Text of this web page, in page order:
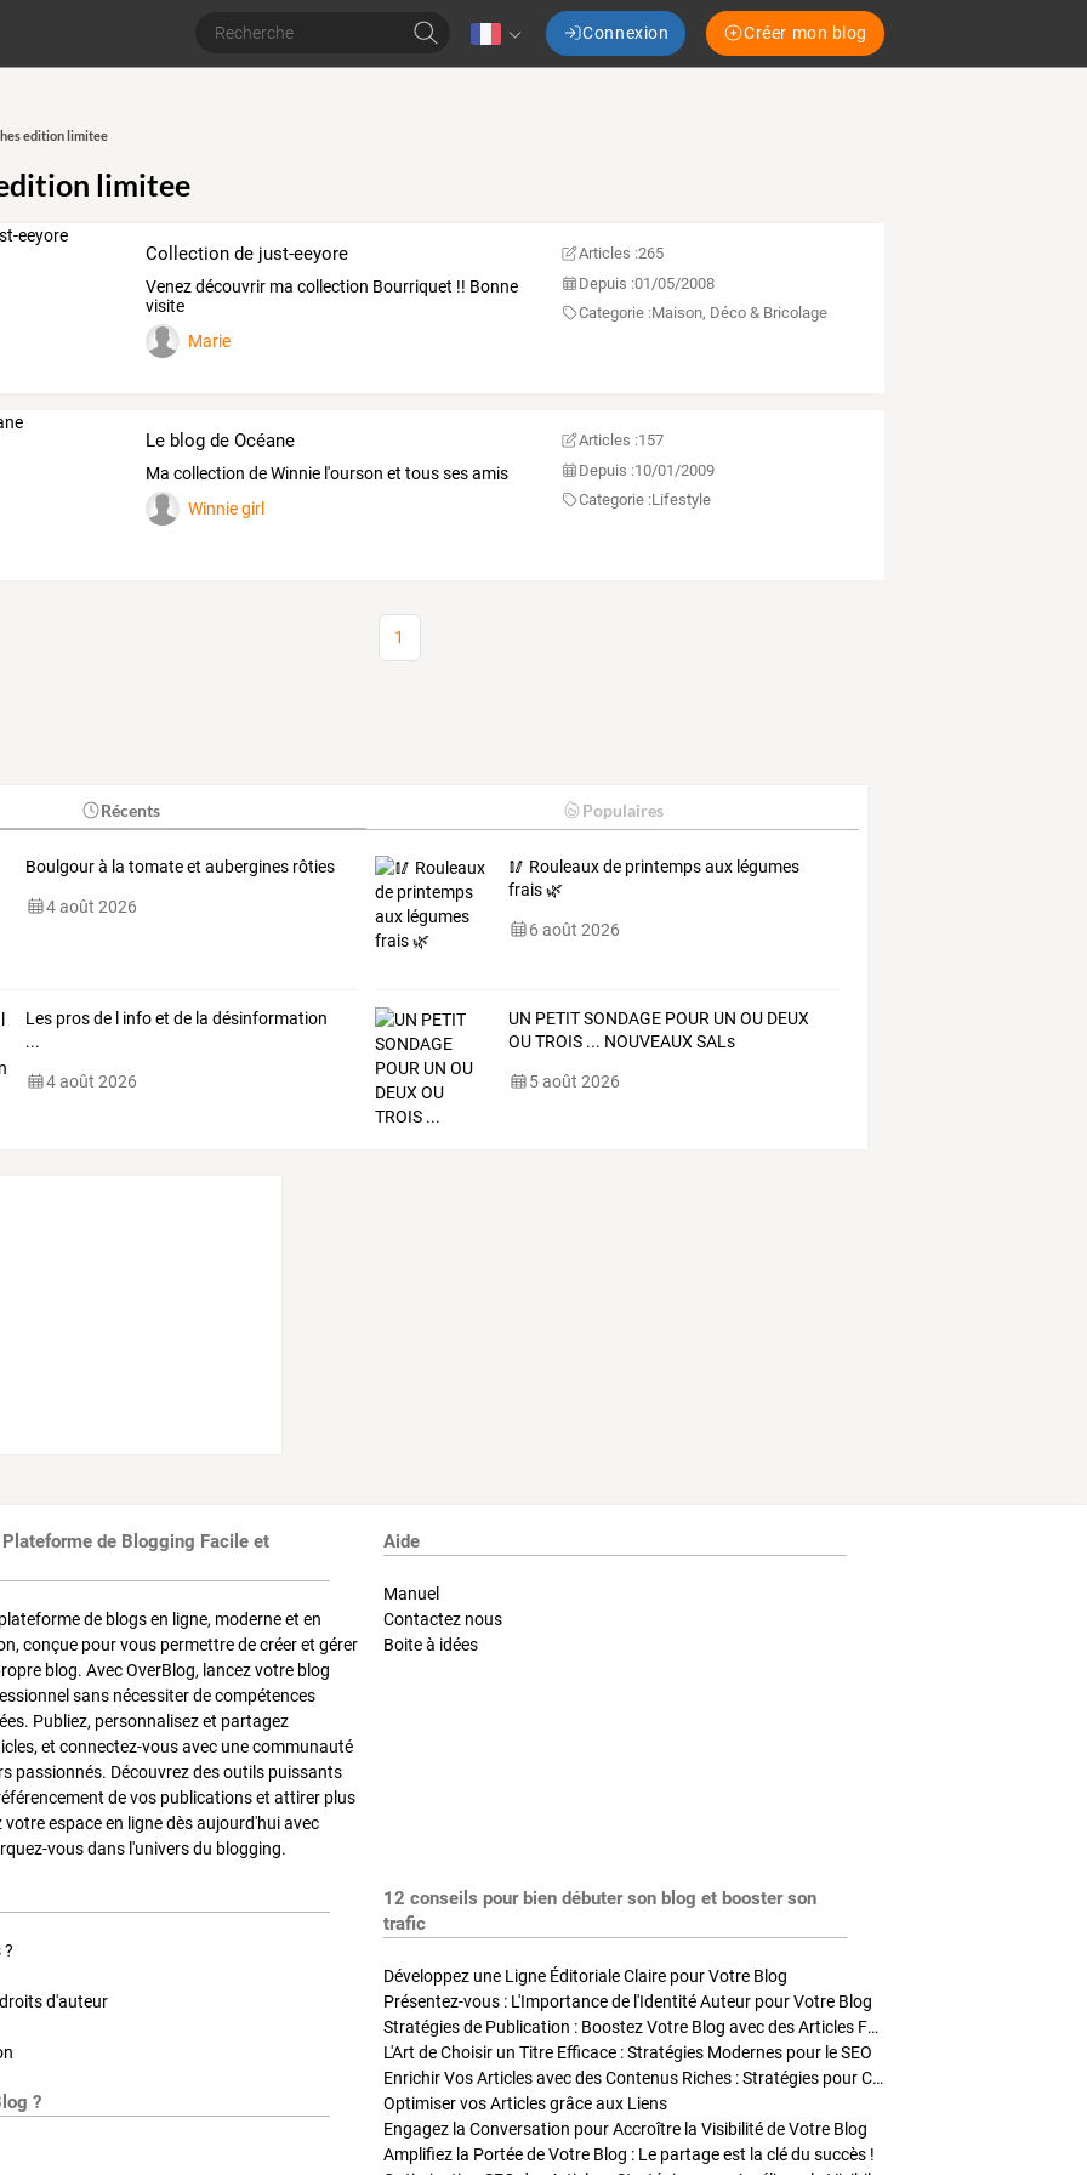
Connexion Créer mon blog
edition limitee
limitee
Collection de just-eeyore
Venez découvrir ma collection Bourriquet !! Bonne
visite
Marie
Articles :265
Depuis :01/05/2008
Categorie :Maison, Déco & Bricolage
Le blog de Océane
Ma collection de Winnie l'ourson et tous ses amis
Winnie girl
Articles :157
Depuis :10/01/2009
Categorie :Lifestyle
1
Récents Populaires
Boulgour à la tomate et aubergines rôties
4 août 2026
🥢 Rouleaux de printemps aux légumes
frais 🌿
6 août 2026
Les pros de l info et de la désinformation
...
4 août 2026
UN PETIT SONDAGE POUR UN OU DEUX
OU TROIS ... NOUVEAUX SALs
5 août 2026
de Blogging Facile et
de blogs en ligne, moderne et en
conçue pour vous permettre de créer et gérer
blog. Avec OverBlog, lancez votre blog
sans nécessiter de compétences
Publiez, personnalisez et partagez
et connectez-vous avec une communauté
passionnés. Découvrez des outils puissants
de vos publications et attirer plus
votre espace en ligne dès aujourd'hui avec
vous dans l'univers du blogging.
Aide
Manuel
Contactez nous
Boite à idées
?
d'auteur
?
12 conseils pour bien débuter son blog et booster son
trafic
Développez une Ligne Éditoriale Claire pour Votre Blog
Présentez-vous : L'Importance de l'Identité Auteur pour Votre Blog
Stratégies de Publication : Boostez Votre Blog avec des Articles Fréquents et Exclusifs
L'Art de Choisir un Titre Efficace : Stratégies Modernes pour le SEO
Enrichir Vos Articles avec des Contenus Riches : Stratégies pour Captiver et Optimiser
Optimiser vos Articles grâce aux Liens
Engagez la Conversation pour Accroître la Visibilité de Votre Blog
Amplifiez la Portée de Votre Blog : Le partage est la clé du succès !